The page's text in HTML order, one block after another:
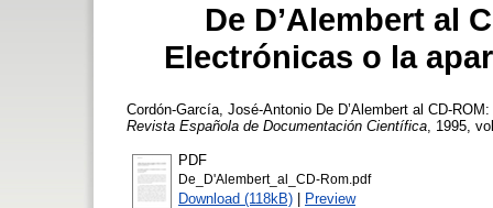
De D’Alembert al
Electrónicas o la
Cordón-García, José-Antonio De D’Alembert al CD-
Revista Española de Documentación Científica , 1995,
PDF
De_D'Alembert_al_CD-Rom.pdf
Download (118kB) | Preview